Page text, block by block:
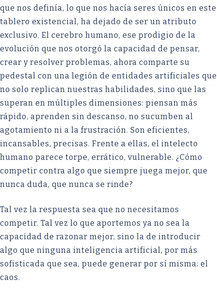
que nos definía, lo que nos hacía seres únicos en este
tablero existencial, ha dejado de ser un atributo
exclusivo. El cerebro humano, ese prodigio de la
evolución que nos otorgó la capacidad de pensar,
crear y resolver problemas, ahora comparte su
pedestal con una legión de entidades artificiales que
no solo replican nuestras habilidades, sino que las
superan en múltiples dimensiones: piensan más
rápido, aprenden sin descanso, no sucumben al
agotamiento ni a la frustración. Son eficientes,
incansables, precisas. Frente a ellas, el intelecto
humano parece torpe, errático, vulnerable. ¿Cómo
competir contra algo que siempre juega mejor, que
nunca duda, que nunca se rinde?
Tal vez la respuesta sea que no necesitamos
competir. Tal vez lo que aportemos ya no sea la
capacidad de razonar mejor, sino la de introducir
algo que ninguna inteligencia artificial, por más
sofisticada que sea, puede generar por sí misma: el
caos.